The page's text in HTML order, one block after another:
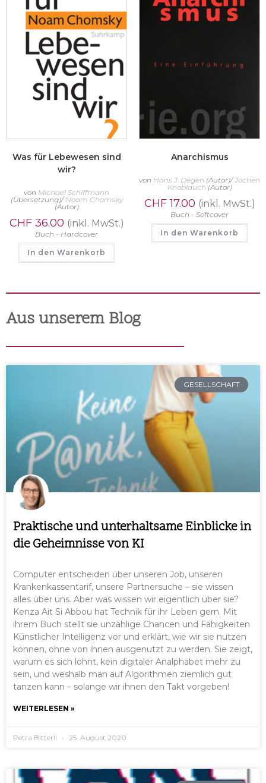
Was für Lebewesen sind
wir?
von Michael Schiffmann
(Übersetzung)/Noam Chomsky
(Autor)
CHF36.00 (inkl. MwSt.)
Buch - Hardcover
In den Warenkorb
Anarchismus
von Hans J. Degen (Autor)/ Jochen
Knoblauch (Autor)
CHF17.00 (inkl. MwSt.)
Buch - Softcover
In den Warenkorb
Aus unserem Blog
GESELLSCHAFT
Praktische und unterhaltsame Einblicke in
die Geheimnisse von KI
Computer entscheiden über unseren Job, unseren
Krankenkassentarif, unsere Partnersuche – sie wissen
alles über uns. Aber was wissen wir eigentlich über sie?
Kenza Ait Si Abbou hat Technik für ihr Leben gern. Mit
ihrem Buch stellt sie unzählige Chancen und Fähigkeiten
Künstlicher Intelligenz vor und erklärt, wie wir sie nutzen
können, ohne von ihnen ausgenutzt zu werden. Sie zeigt,
warum es sich lohnt, kein digitaler Analphabet mehr zu
sein, und weshalb man auf Algorithmen ziemlich gut
tanzen kann – solange wir ihnen den Takt vorgeben!
WEITERLESEN »
Petra Bitterli 25. August 2020